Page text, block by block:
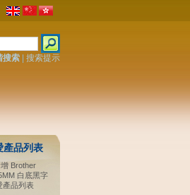
搜索| 搜索提示
產品列表
Brother
白底黑字
產品列表